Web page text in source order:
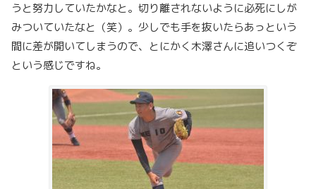
うと努力していたかなと。切り離されないように必死にしが
みついていたなと（笑）。少しでも手を抜いたらあっという
間に差が開いてしまうので、とにかく木澤さんに追いつくぞ
という感じですね。